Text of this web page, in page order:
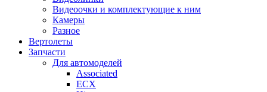
Видеоочки и комплектующие к ним
Камеры
Разное
Вертолеты
Запчасти
Для автомоделей
Associated
ECX